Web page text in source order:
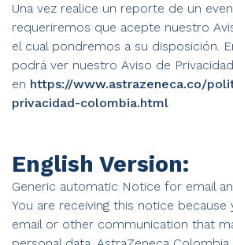
Una vez realice un reporte de un
requeriremos que acepte nuestro
el cual pondremos a su disposición.
podrá ver nuestro Aviso de Privacidad
en https://www.astrazeneca.co/
privacidad-colombia.html
English Version:
Generic automatic Notice for email
You are receiving this notice because
email or other communication that